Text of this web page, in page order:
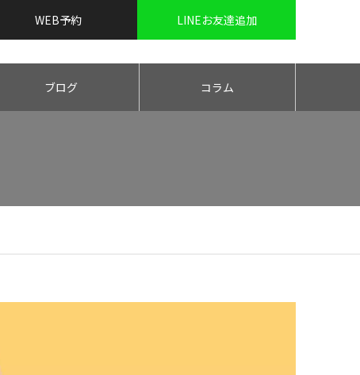
WEB予約 LINEお友達追加
ブログ コラム